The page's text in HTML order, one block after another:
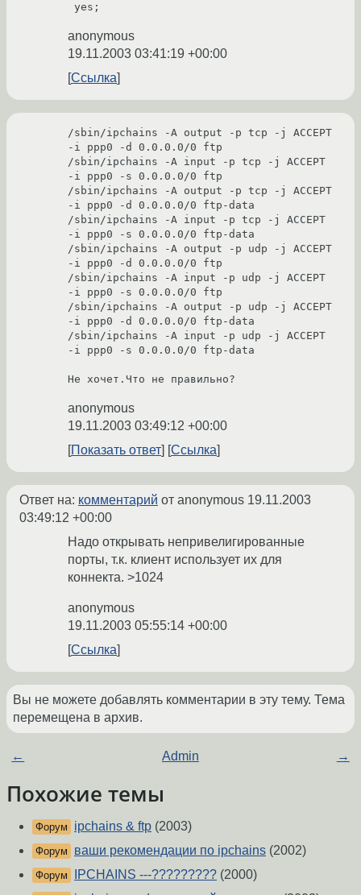
yes;
anonymous
19.11.2003 03:41:19 +00:00
Ссылка
/sbin/ipchains -A output -p tcp -j ACCEPT
-i ppp0 -d 0.0.0.0/0 ftp
/sbin/ipchains -A input -p tcp -j ACCEPT
-i ppp0 -s 0.0.0.0/0 ftp
/sbin/ipchains -A output -p tcp -j ACCEPT
-i ppp0 -d 0.0.0.0/0 ftp-data
/sbin/ipchains -A input -p tcp -j ACCEPT
-i ppp0 -s 0.0.0.0/0 ftp-data
/sbin/ipchains -A output -p udp -j ACCEPT
-i ppp0 -d 0.0.0.0/0 ftp
/sbin/ipchains -A input -p udp -j ACCEPT
-i ppp0 -s 0.0.0.0/0 ftp
/sbin/ipchains -A output -p udp -j ACCEPT
-i ppp0 -d 0.0.0.0/0 ftp-data
/sbin/ipchains -A input -p udp -j ACCEPT
-i ppp0 -s 0.0.0.0/0 ftp-data
Не хочет.Что не правильно?
anonymous
19.11.2003 03:49:12 +00:00
Показать ответ
Ссылка
Ответ на: комментарий от anonymous 19.11.2003
03:49:12 +00:00
Надо открывать непривелигированные
порты, т.к. клиент использует их для
коннекта. >1024
anonymous
19.11.2003 05:55:14 +00:00
Ссылка
Вы не можете добавлять комментарии в эту тему. Тема
перемещена в архив.
← Admin →
Похожие темы
Форум ipchains & ftp (2003)
Форум ваши рекомендации по ipchains (2002)
Форум IPCHAINS ---????????? (2000)